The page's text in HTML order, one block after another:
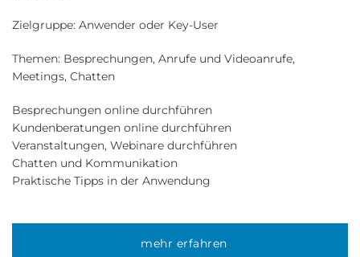
Zielgruppe: Anwender oder Key-User
Themen: Besprechungen, Anrufe und Videoanrufe,
Meetings, Chatten
Besprechungen online durchführen
Kundenberatungen online durchführen
Veranstaltungen, Webinare durchführen
Chatten und Kommunikation
Praktische Tipps in der Anwendung
mehr erfahren